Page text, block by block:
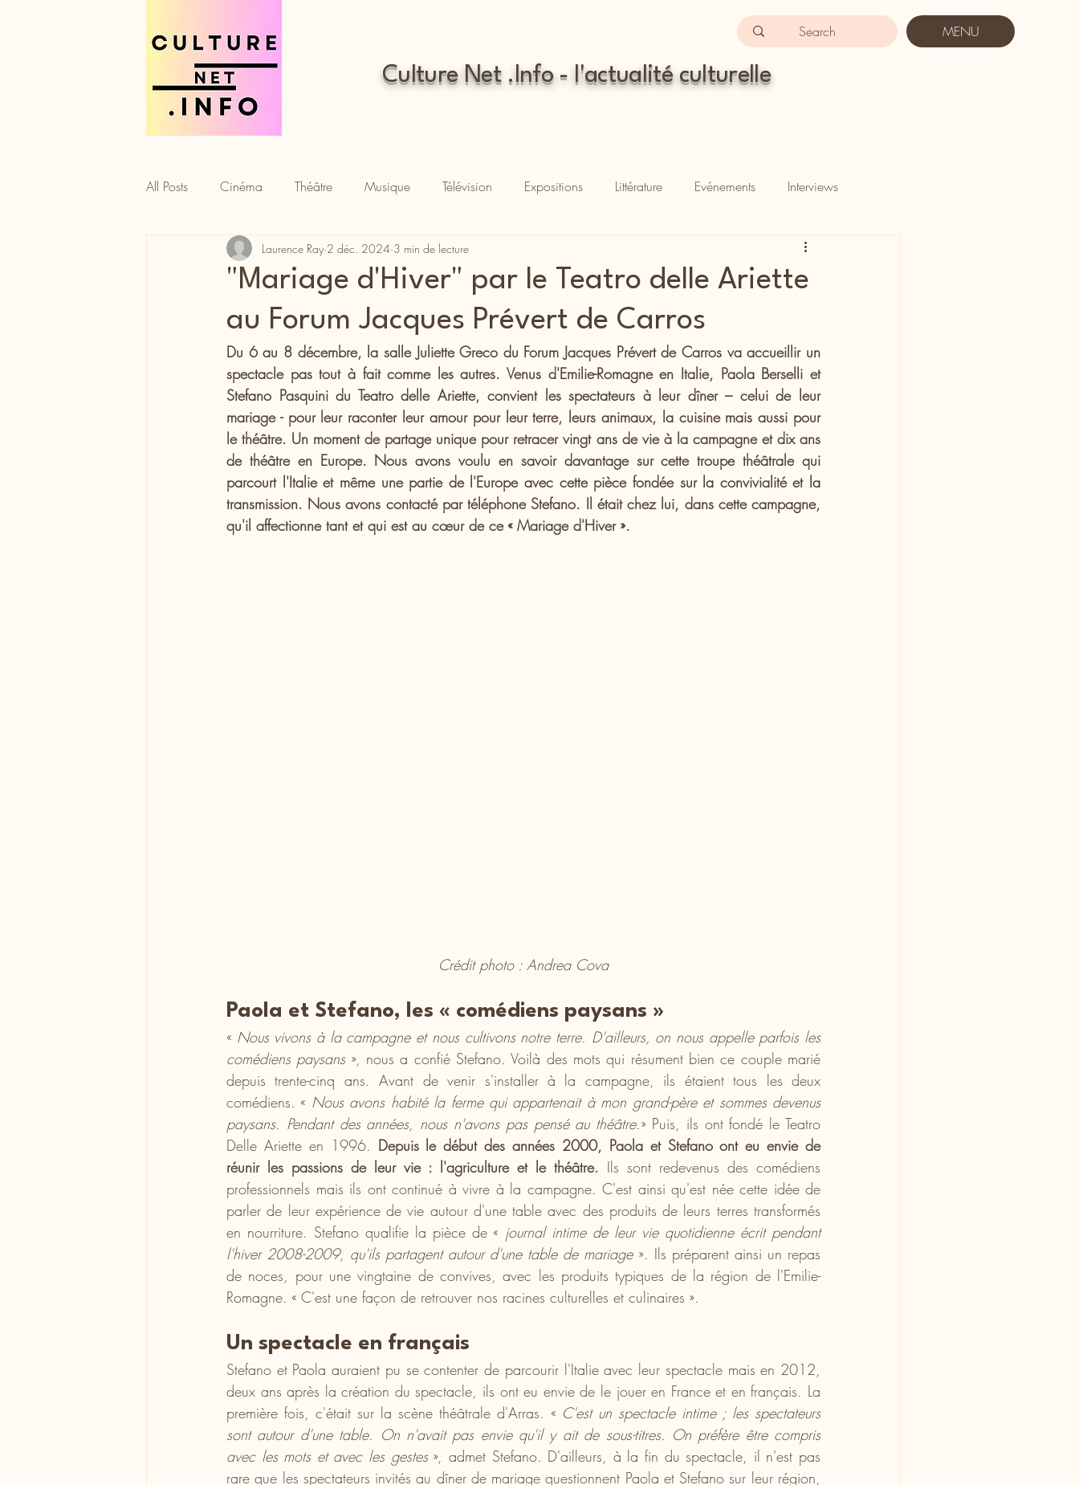
MENU
Culture Net .Info - l'actualité culturelle
All Posts Cinéma Théâtre Musique Télévision Expositions Littérature Evénements Interviews
Gastronomie
"Mariage d'Hiver" par le Teatro delle Ariette
au Forum Jacques Prévert de Carros
Laurence Ray 2 déc. 2024 3 min de lecture
Du 6 au 8 décembre, la salle Juliette Greco du Forum Jacques Prévert de Carros va accueillir un
spectacle pas tout à fait comme les autres. Venus d'Emilie-Romagne en Italie, Paola Berselli et
Stefano Pasquini du Teatro delle Ariette, convient les spectateurs à leur dîner – celui de leur
mariage - pour leur raconter leur amour pour leur terre, leurs animaux, la cuisine mais aussi pour
le théâtre. Un moment de partage unique pour retracer vingt ans de vie à la campagne et dix ans
de théâtre en Europe. Nous avons voulu en savoir davantage sur cette troupe théâtrale qui
parcourt l'Italie et même une partie de l'Europe avec cette pièce fondée sur la convivialité et la
transmission. Nous avons contacté par téléphone Stefano. Il était chez lui, dans cette campagne,
qu'il affectionne tant et qui est au cœur de ce « Mariage d'Hiver ».
Crédit photo : Andrea Cova
Paola et Stefano, les « comédiens paysans »
« Nous vivons à la campagne et nous cultivons notre terre. D'ailleurs, on nous appelle parfois les
comédiens paysans », nous a confié Stefano. Voilà des mots qui résument bien ce couple marié
depuis trente-cinq ans. Avant de venir s'installer à la campagne, ils étaient tous les deux
comédiens. « Nous avons habité la ferme qui appartenait à mon grand-père et sommes devenus
paysans. Pendant des années, nous n'avons pas pensé au théâtre.» Puis, ils ont fondé le Teatro
Delle Ariette en 1996. Depuis le début des années 2000, Paola et Stefano ont eu envie de
réunir les passions de leur vie : l'agriculture et le théâtre. Ils sont redevenus des comédiens
professionnels mais ils ont continué à vivre à la campagne. C'est ainsi qu'est née cette idée de
parler de leur expérience de vie autour d'une table avec des produits de leurs terres transformés
en nourriture. Stefano qualifie la pièce de « journal intime de leur vie quotidienne écrit pendant
l'hiver 2008-2009, qu'ils partagent autour d'une table de mariage ». Ils préparent ainsi un repas
de noces, pour une vingtaine de convives, avec les produits typiques de la région de l'Emilie-
Romagne. « C'est une façon de retrouver nos racines culturelles et culinaires ».
Un spectacle en français
Stefano et Paola auraient pu se contenter de parcourir l'Italie avec leur spectacle mais en 2012,
deux ans après la création du spectacle, ils ont eu envie de le jouer en France et en français. La
première fois, c'était sur la scène théâtrale d'Arras. « C'est un spectacle intime ; les spectateurs
sont autour d'une table. On n'avait pas envie qu'il y ait de sous-titres. On préfère être compris
avec les mots et avec les gestes », admet Stefano. D'ailleurs, à la fin du spectacle, il n'est pas
rare que les spectateurs invités au dîner de mariage questionnent Paola et Stefano sur leur région,